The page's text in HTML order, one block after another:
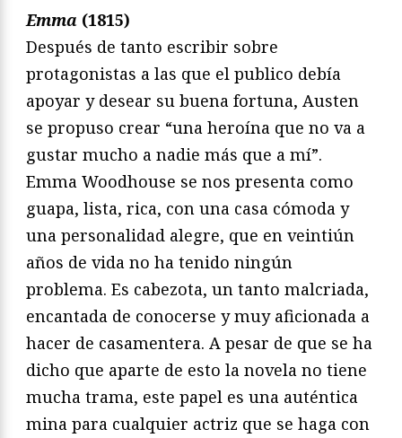
Emma (1815)
Después de tanto escribir sobre
protagonistas a las que el publico debía
apoyar y desear su buena fortuna, Austen
se propuso crear “una heroína que no va a
gustar mucho a nadie más que a mí”.
Emma Woodhouse se nos presenta como
guapa, lista, rica, con una casa cómoda y
una personalidad alegre, que en veintiún
años de vida no ha tenido ningún
problema. Es cabezota, un tanto malcriada,
encantada de conocerse y muy aficionada a
hacer de casamentera. A pesar de que se ha
dicho que aparte de esto la novela no tiene
mucha trama, este papel es una auténtica
mina para cualquier actriz que se haga con